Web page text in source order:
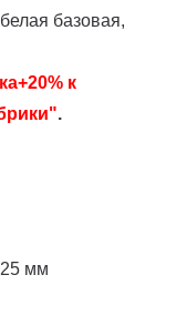
базовая,
к
.
х 25 мм